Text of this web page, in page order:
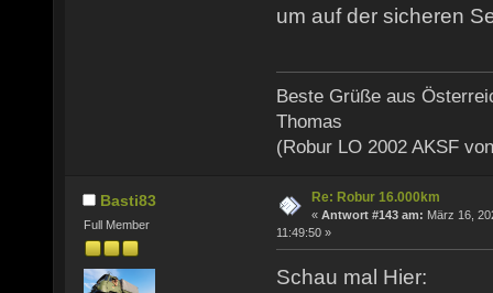
um auf der sicheren
Beste Grüße aus
Thomas
(Robur LO 2002 AKSF
Basti83
Full Member
Re: Robur 16.000km
« Antwort #143 am: März 16,
11:49:50 »
Schau mal Hier: